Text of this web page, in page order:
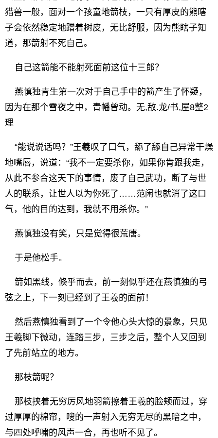
猎兽一般，面对一个孩童地箭枝，一只有厚皮的熊瞎
子会依然稳定地蹭着树皮，无比舒服，因为熊瞎子知
道，那箭射不死自己。
自己这箭能不能射死面前这位十三郎？
燕慎独青生第一次对于自己手中的箭产生了怀疑，
因为在那个雪夜之中，青幡曾动。无,敌.龙/书,屋8整2
理
“能说说话吗？”王羲叹了口气，舔了舔自己异常干燥
地嘴唇，说道：“我不一定要杀你，如果你肯跟我走，
从此不参合这天下的事情，废了自己武功，断了与世
人的联系，让世人以为你死了……范闲也就消了这口
气，他的目的达到，我就不用杀你。”
燕慎独没有笑，只是觉得很荒唐。
于是他松手。
箭如黑线，倏乎而去，前一刻似乎还在燕慎独的弓
弦之上，下一刻已经到了王羲的面前！
然后燕慎独看到了一个令他心头大惊的景象，只见
王羲脚下微动，连踏三步，三步之后，整个人又回到
了先前站立的地方。
那枝箭呢？
那枝挟着无穷厉风地羽箭擦着王羲的脸颊而过，穿
过厚厚的棉帘，嗖的一声射入无穷无尽的黑暗之中，
与四处呼啸的风声一合，再也听不见了。